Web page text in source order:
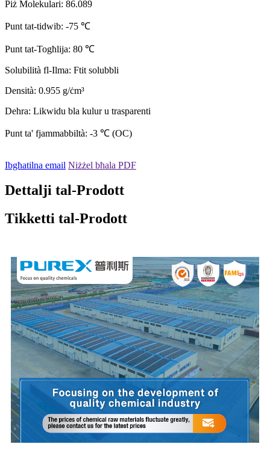
Piż Molekulari: 86.089
Punt tat-tidwib: -75 ℃
Punt tat-Togħlija: 80 ℃
Solubilità fl-Ilma: Ftit solubbli
Densità: 0.955 g/ċm³
Dehra: Likwidu bla kulur u trasparenti
Punt ta' fjammabbiltà: -3 ℃ (OC)
Ibgħatilna email Niżżel bħala PDF
Dettalji tal-Prodott
Tikketti tal-Prodott